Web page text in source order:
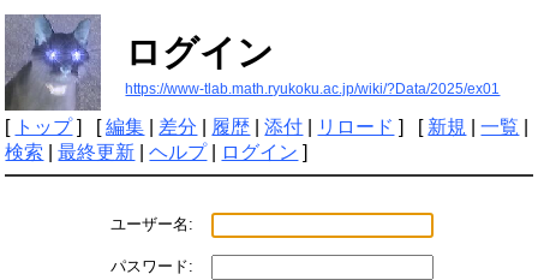
ログイン
https://www-tlab.math.ryukoku.ac.jp/wiki/?Data/2025/ex01
[ トップ] [編集 差分 履歴 |添付 リロード ] [ 新規 |一覧
検索 |最終更新 |ヘルプ| ログイン ]
ユーザー名:
パスワード: